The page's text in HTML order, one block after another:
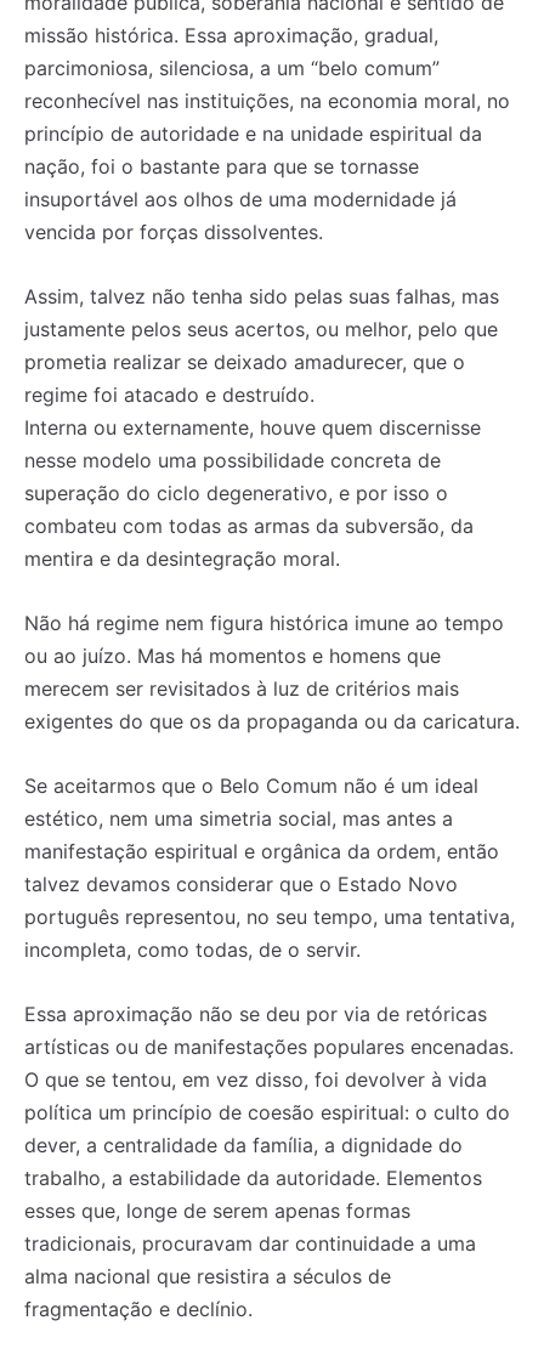
Registe-se na nossa lista de correio e receba mensalmente
novidades. Insira o seu endereço de email e clique para
subscrever:
Registe-se na nossa lista de correio e receba mensalmente
novidades. Insira o seu endereço de email e clique para
subscrever:
missão histórica. Essa aproximação, gradual,
parcimoniosa, silenciosa, a um “belo comum”
reconhecível nas instituições, na economia moral, no
princípio de autoridade e na unidade espiritual da
nação, foi o bastante para que se tornasse
insuportável aos olhos de uma modernidade já
vencida por forças dissolventes.
Assim, talvez não tenha sido pelas suas falhas, mas
justamente pelos seus acertos, ou melhor, pelo que
prometia realizar se deixado amadurecer, que o
regime foi atacado e destruído.
Interna ou externamente, houve quem discernisse
nesse modelo uma possibilidade concreta de
superação do ciclo degenerativo, e por isso o
combateu com todas as armas da subversão, da
mentira e da desintegração moral.
Não há regime nem figura histórica imune ao tempo
ou ao juízo. Mas há momentos e homens que
merecem ser revisitados à luz de critérios mais
exigentes do que os da propaganda ou da caricatura.
Se aceitarmos que o Belo Comum não é um ideal
estético, nem uma simetria social, mas antes a
manifestação espiritual e orgânica da ordem, então
talvez devamos considerar que o Estado Novo
português representou, no seu tempo, uma tentativa,
incompleta, como todas, de o servir.
Essa aproximação não se deu por via de retóricas
artísticas ou de manifestações populares encenadas.
O que se tentou, em vez disso, foi devolver à vida
política um princípio de coesão espiritual: o culto do
dever, a centralidade da família, a dignidade do
trabalho, a estabilidade da autoridade. Elementos
esses que, longe de serem apenas formas
tradicionais, procuravam dar continuidade a uma
alma nacional que resistira a séculos de
fragmentação e declínio.